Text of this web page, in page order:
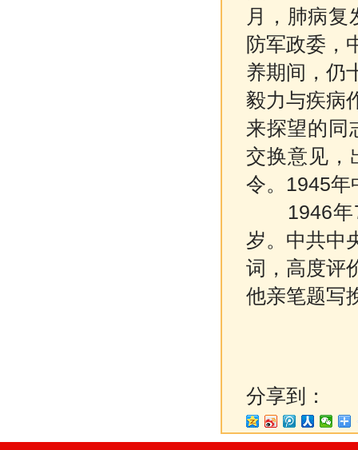
月，肺病
防军政委，
养期间，仍
毅力与疾病
来探望的同
交换意见，
令。1945年
1946年7
岁。中共中
词，高度评
他亲笔题写
分享到：